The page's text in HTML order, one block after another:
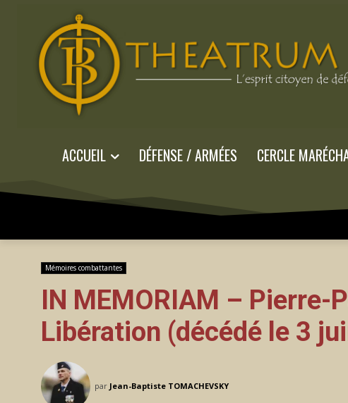
ACCUEIL DÉFENSE / ARMÉES CERCLE
Mémoires combattantes
IN MEMORIAM – Pierre-
Libération (décédé le 3
par Jean-Baptiste TOMACHEVSKY